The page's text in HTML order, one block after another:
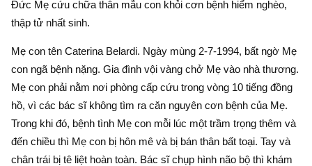
Đức Mẹ cứu chữa thân mẫu con khỏi cơn bệnh hiểm nghèo,
thập tử nhất sinh.
Mẹ con tên Caterina Belardi. Ngày mùng 2-7-1994, bất ngờ Mẹ
con ngã bệnh nặng. Gia đình vội vàng chở Mẹ vào nhà thương.
Mẹ con phải nằm nơi phòng cấp cứu trong vòng 10 tiếng đồng
hồ, vì các bác sĩ không tìm ra căn nguyên cơn bệnh của Mẹ.
Trong khi đó, bệnh tình Mẹ con mỗi lúc một trầm trọng thêm và
đến chiều thì Mẹ con bị hôn mê và bị bán thân bất toại. Tay và
chân trái bị tê liệt hoàn toàn. Bác sĩ chụp hình não bộ thì khám